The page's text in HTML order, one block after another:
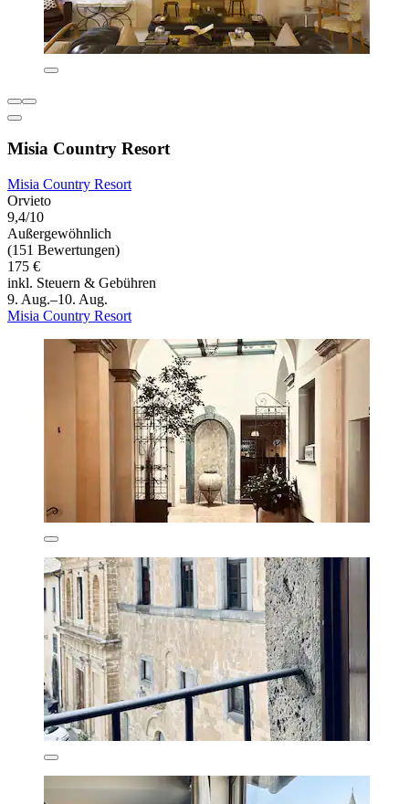
Misia Country Resort
Misia Country Resort
Orvieto
9,4/10
Außergewöhnlich
(151 Bewertungen)
175 €
inkl. Steuern & Gebühren
9. Aug.–10. Aug.
Misia Country Resort